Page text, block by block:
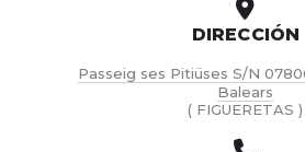
DIRECCIÓN
Passeig ses Pitiüses S/N
Balears
( FIGUERETAS )